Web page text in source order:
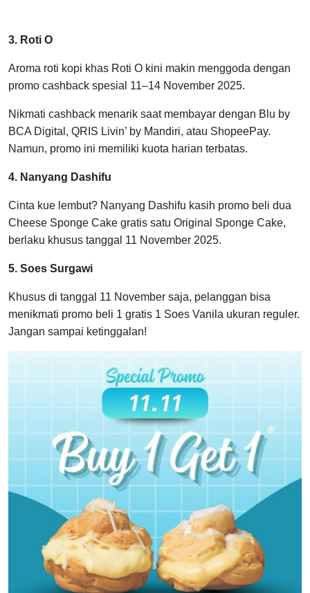
3. Roti O
Aroma roti kopi khas Roti O kini makin menggoda dengan
promo cashback spesial 11–14 November 2025.
Nikmati cashback menarik saat membayar dengan Blu by
BCA Digital, QRIS Livin’ by Mandiri, atau ShopeePay.
Namun, promo ini memiliki kuota harian terbatas.
4. Nanyang Dashifu
Cinta kue lembut? Nanyang Dashifu kasih promo beli dua
Cheese Sponge Cake gratis satu Original Sponge Cake,
berlaku khusus tanggal 11 November 2025.
5. Soes Surgawi
Khusus di tanggal 11 November saja, pelanggan bisa
menikmati promo beli 1 gratis 1 Soes Vanila ukuran reguler.
Jangan sampai ketinggalan!